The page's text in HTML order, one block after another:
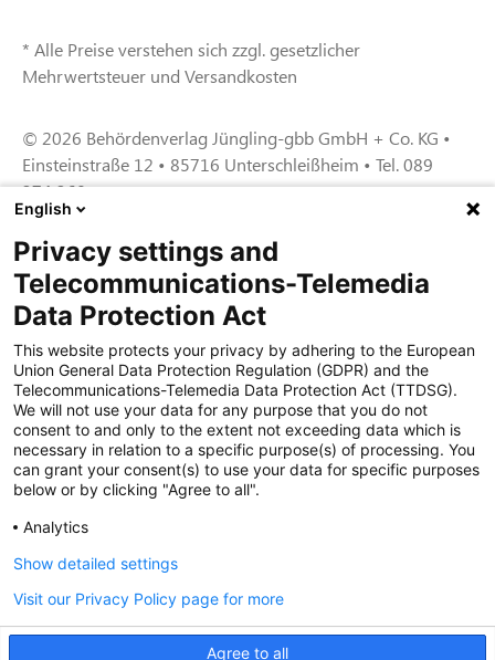
* Alle Preise verstehen sich zzgl. gesetzlicher
Mehrwertsteuer und Versandkosten
© 2026 Behördenverlag Jüngling-gbb GmbH + Co. KG •
Einsteinstraße 12 • 85716 Unterschleißheim • Tel. 089
374 360
Zertifiziert für das Sicherheitsmanagem
entsystem unter TU4® durch TÜViT Essen
Zertifiziert für das QM-System nach DIN EN
ISO 9001: 2015, Reg.-Nr. 44 100 091350
durch TÜV NORD CERT
Zertifiziert für Sicherheits- und
Zertifiziert als qualifiziertes Unternehmen für
öffentliche Aufträge durch das ABZ Bayern
English
Privacy settings and
Telecommunications-Telemedia
Data Protection Act
This website protects your privacy by adhering to the European
Union General Data Protection Regulation (GDPR) and the
Telecommunications-Telemedia Data Protection Act (TTDSG).
We will not use your data for any purpose that you do not
consent to and only to the extent not exceeding data which is
necessary in relation to a specific purpose(s) of processing. You
can grant your consent(s) to use your data for specific purposes
below or by clicking "Agree to all".
Analytics
Agree to all
Show detailed settings
Visit our Privacy Policy page for more